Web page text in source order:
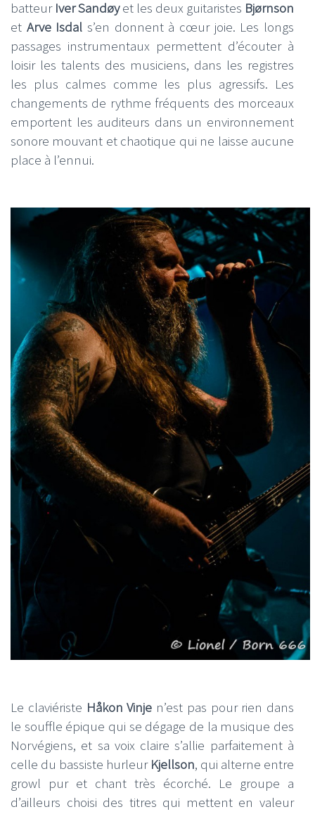
batteur Iver Sandøy et les deux guitaristes Bjørnson
et Arve Isdals’en donnent à cœur joie. Les longs
passages instrumentaux permettent d’écouter à
loisir les talents des musiciens, dans les registres
les plus calmes comme les plus agressifs. Les
changements de rythme fréquents des morceaux
emportent les auditeurs dans un environnement
sonore mouvant et chaotique qui ne laisse aucune
place à l’ennui.
Le claviériste Håkon Vinje n’est pas pour rien dans
le souffle épique qui se dégage de la musique des
Norvégiens, et sa voix claire s’allie parfaitement à
celle du bassiste hurleur Kjellson, qui alterne entre
growl pur et chant très écorché. Le groupe a
d’ailleurs choisi des titres qui mettent en valeur